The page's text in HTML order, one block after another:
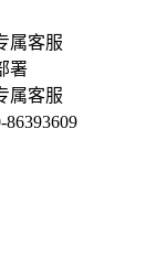
署
属客服